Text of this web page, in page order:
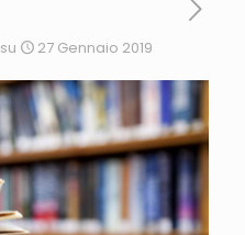
su 27 Gennaio 2019